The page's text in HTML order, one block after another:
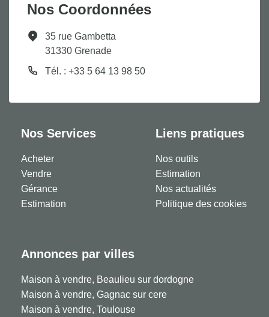
Nos Coordonnées
35 rue Gambetta
31330 Grenade
Tél. : +33 5 64 13 98 50
Nos Services
Acheter
Vendre
Gérance
Estimation
Liens pratiques
Nos outils
Estimation
Nos actualités
Politique des cookies
Annonces par villes
Maison à vendre, Beaulieu sur dordogne
Maison à vendre, Gagnac sur cere
Maison à vendre, Toulouse